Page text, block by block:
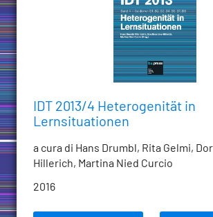
IDT 2013/4 Heterogenität in
Lernsituationen
a cura di Hans Drumbl, Rita Gelmi,
Hillerich, Martina Nied Curcio
2016